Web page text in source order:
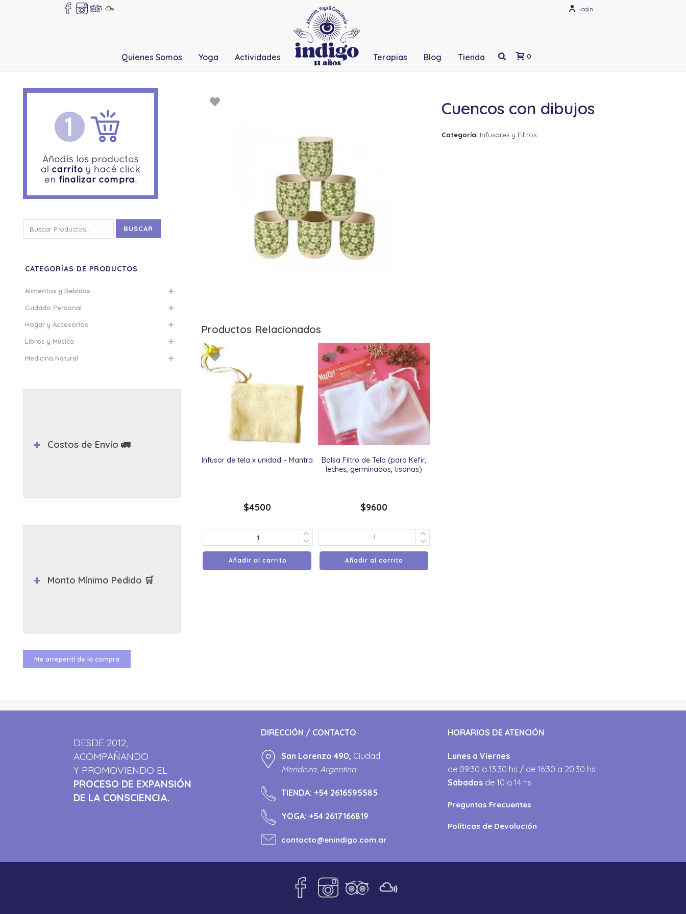
Login
Quienes Somos Yoga Actividades Terapias Blog Tienda 0
Cuencos con dibujos
Categoría: Infusores y Filtros
Productos Relacionados
Infusor de tela x unidad – Mantra
$4500
Añadir al carrito
Bolsa Filtro de Tela (para Kefir,
leches, germinados, tisanas)
$9600
Añadir al carrito
por:
BUSCAR
CATEGORÍAS DE PRODUCTOS
Alimentos y Bebidas
Cuidado Personal
Hogar y Accesorios
Libros y Música
Medicina Natural
Costos de Envío 🚛
Monto Mínimo Pedido 🛒
Me arrepentí de la compra
DESDE 2012,
ACOMPAÑANDO
Y PROMOVIENDO EL
PROCESO DE EXPANSIÓN
DE LA CONSCIENCIA.
DIRECCIÓN / CONTACTO
San Lorenzo 490, Ciudad.
Mendoza, Argentina.
TIENDA: +54 2616595585
YOGA: +54 2617166819
contacto@enindigo.com.ar
HORARIOS DE ATENCIÓN
Lunes a Viernes
de 09:30 a 13:30 hs / de 16:30 a 20:30 hs
Sábados de 10 a 14 hs
Preguntas Frecuentes
Políticas de Devolución